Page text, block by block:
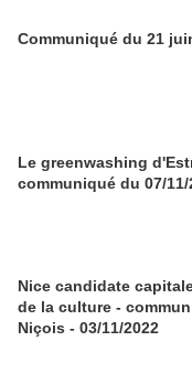
Communiqué du 21
Le greenwashing
communiqué du 07/11/
Nice candidate
de la culture -
Niçois - 03/11/2022